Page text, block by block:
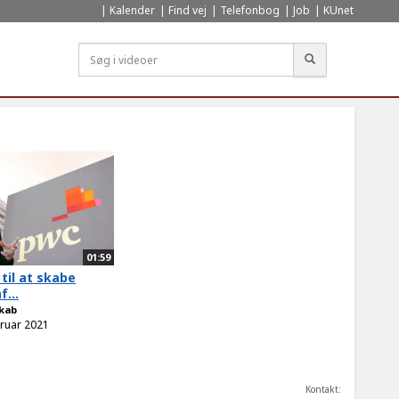
Kalender Find vej Telefonbog Job KUnet
01:59
til at skabe
2021
Kontakt: